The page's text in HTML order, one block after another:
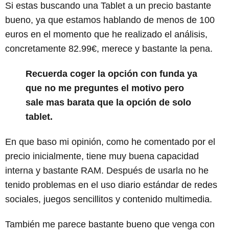
Si estas buscando una Tablet a un precio bastante
bueno, ya que estamos hablando de menos de 100
euros en el momento que he realizado el análisis,
concretamente 82.99€, merece y bastante la pena.
Recuerda coger la opción con funda ya
que no me preguntes el motivo pero
sale mas barata que la opción de solo
tablet.
En que baso mi opinión, como he comentado por el
precio inicialmente, tiene muy buena capacidad
interna y bastante RAM. Después de usarla no he
tenido problemas en el uso diario estándar de redes
sociales, juegos sencillitos y contenido multimedia.
También me parece bastante bueno que venga con